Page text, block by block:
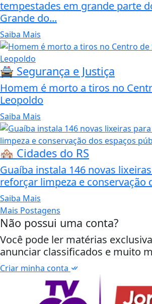
tempestades em grande parte
Grande do...
Saiba Mais
🚔 Segurança e Justiça
Homem é morto a tiros no
Leopoldo
Saiba Mais
🏘️ Cidades do RS
Guaíba instala 146 novas
reforçar limpeza e conservação
Saiba Mais
Mais Postagens
Não possui uma conta?
Você pode ler matérias
anunciar classificados e muito
Criar minha conta